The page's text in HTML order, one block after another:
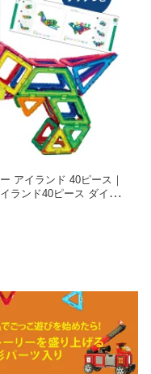
アイランド 40ピース｜
ランド40ピース ダイナ
パズル 知育玩具 お誕生